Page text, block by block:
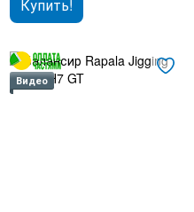
Купить!
Видео